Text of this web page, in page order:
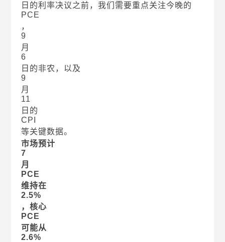
日的利率决议之前，我们需要重点关注今晚的
PCE
，
9
月
6
日的非农，以及
9
月
11
日的
CPI
等关键数据。
市场预计
7
月
PCE
维持在
2.5%
，核心
PCE
可能从
2.6%